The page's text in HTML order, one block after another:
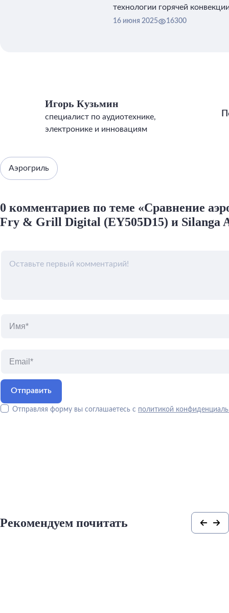
технологии горячей
16 июня 2025 16300
Игорь Кузьмин
специалист по аудиотехнике,
электронике и инновациям
Аэрогриль
0 комментариев по теме «Сравнение
Fry & Grill Digital (EY505D15) и Silanga
Отправляя форму вы соглашаетесь с политикой
Рекомендуем почитать